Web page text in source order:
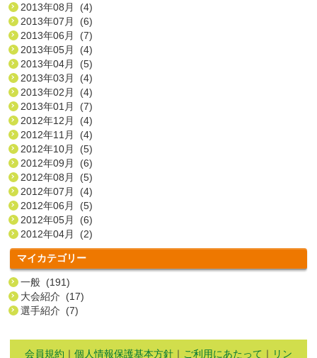
2013年08月 (4)
2013年07月 (6)
2013年06月 (7)
2013年05月 (4)
2013年04月 (5)
2013年03月 (4)
2013年02月 (4)
2013年01月 (7)
2012年12月 (4)
2012年11月 (4)
2012年10月 (5)
2012年09月 (6)
2012年08月 (5)
2012年07月 (4)
2012年06月 (5)
2012年05月 (6)
2012年04月 (2)
マイカテゴリー
一般 (191)
大会紹介 (17)
選手紹介 (7)
会員規約 ｜ 個人情報保護基本方針 ｜ ご利用にあたって ｜ リン